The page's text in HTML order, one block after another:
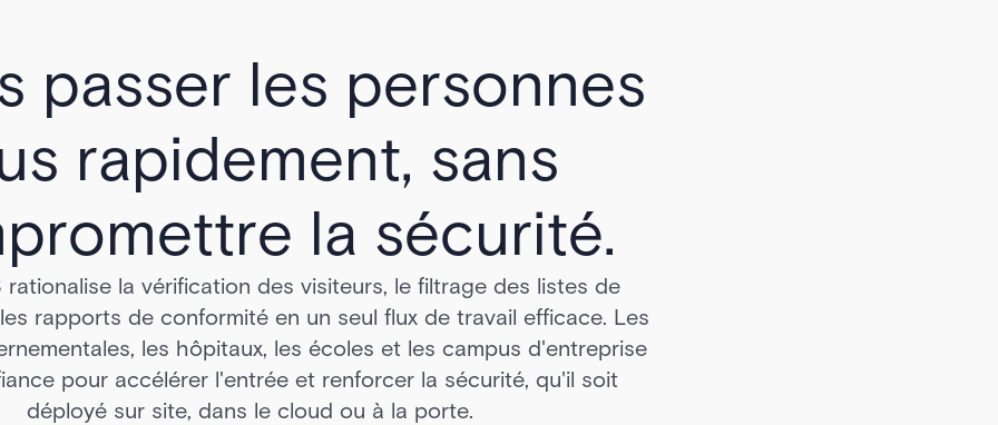
passer les personnes
rapidement, sans
la sécurité.
rationalise la vérification des visiteurs, le filtrage des listes de
rapports de conformité en un seul flux de travail efficace. Les
les hôpitaux, les écoles et les campus d'entreprise
pour accélérer l'entrée et renforcer la sécurité, qu'il soit
déployé sur site, dans le cloud ou à la porte.